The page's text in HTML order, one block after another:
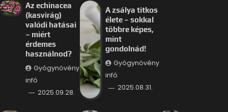
Az echinacea
(kasvirág)
valódi hatásai
– miért
érdemes
használnod?
Gyógynövény
infó
2025.09.28.
A zsálya titkos
élete – sokkal
többre képes,
mint
gondolnád!
Gyógynövény
infó
2025.08.31.